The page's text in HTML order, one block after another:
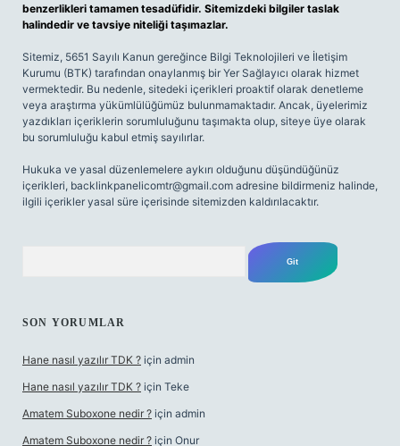
benzerlikleri tamamen tesadüfidir. Sitemizdeki bilgiler taslak
halindedir ve tavsiye niteliği taşımazlar.
Sitemiz, 5651 Sayılı Kanun gereğince Bilgi Teknolojileri ve İletişim
Kurumu (BTK) tarafından onaylanmış bir Yer Sağlayıcı olarak hizmet
vermektedir. Bu nedenle, sitedeki içerikleri proaktif olarak denetleme
veya araştırma yükümlülüğümüz bulunmamaktadır. Ancak, üyelerimiz
yazdıkları içeriklerin sorumluluğunu taşımakta olup, siteye üye olarak
bu sorumluluğu kabul etmiş sayılırlar.
Hukuka ve yasal düzenlemelere aykırı olduğunu düşündüğünüz
içerikleri, backlinkpanelicomtr@gmail.com adresine bildirmeniz halinde,
ilgili içerikler yasal süre içerisinde sitemizden kaldırılacaktır.
SON YORUMLAR
Hane nasıl yazılır TDK ? için admin
Hane nasıl yazılır TDK ? için Teke
Amatem Suboxone nedir ? için admin
Amatem Suboxone nedir ? için Onur